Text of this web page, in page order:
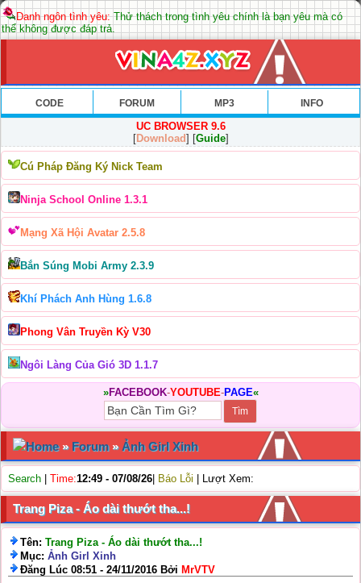
Danh ngôn tình yêu:Thử thách trong tình yêu chính là bạn yêu mà có
thể không được đáp trả.
CODE FORUM MP3 INFO
UC BROWSER 9.6
[Download] [Guide]
Cú Pháp Đăng Ký Nick Team
Ninja School Online 1.3.1
Mạng Xã Hội Avatar 2.5.8
Bắn Súng Mobi Army 2.3.9
Khí Phách Anh Hùng 1.6.8
Phong Vân Truyền Kỳ V30
Ngôi Làng Của Gió 3D 1.1.7
»FACEBOOK-YOUTUBE-PAGE«
Home» Forum»Ảnh Girl Xinh
Search Time:12:49 - 07/08/26 Báo Lỗi | Lượt Xem:
Trang Piza - Áo dài thướt tha...!
Tên: Trang Piza - Áo dài thướt tha...!
Mục: Ảnh Girl Xinh
Đăng Lúc 08:51 - 24/11/2016 Bởi MrVTV